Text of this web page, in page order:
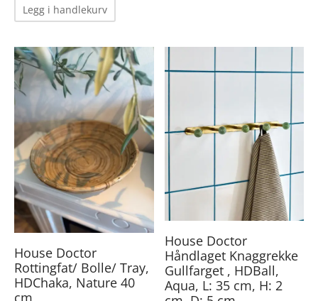
Legg i handlekurv
House Doctor
Rottingfat/ Bolle/ Tray,
HDChaka, Nature 40
cm
House Doctor
Håndlaget Knaggrekke
Gullfarget , HDBall,
Aqua, L: 35 cm, H: 2